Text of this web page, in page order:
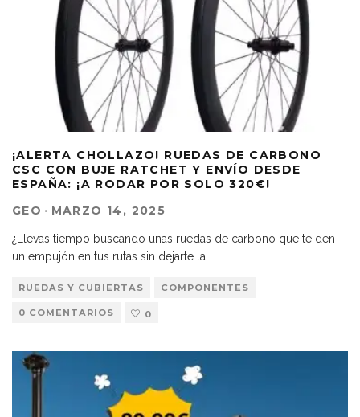
¡ALERTA CHOLLAZO! RUEDAS DE CARBONO
CSC CON BUJE RATCHET Y ENVÍO DESDE
ESPAÑA: ¡A RODAR POR SOLO 320€!
GEO · MARZO 14, 2025
¿Llevas tiempo buscando unas ruedas de carbono que te den
un empujón en tus rutas sin dejarte la
RUEDAS Y CUBIERTAS COMPONENTES
0 COMENTARIOS 0